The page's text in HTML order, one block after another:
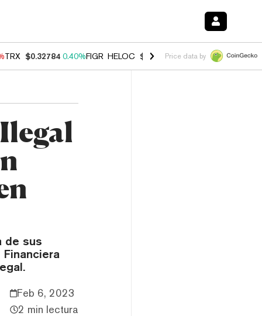
TRX $0.32784 0.40%FIGR_HELOC $1.033 3.00%HYPE $56.07
Price data by
de sus
Feb 6, 2023
2 min lectura